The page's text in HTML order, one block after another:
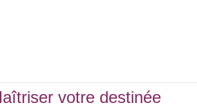
votre destinée